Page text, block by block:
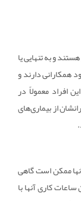
و به تنهایی یا
همکارانی دارند و
افراد معمولاً در
از بیماری‌های
ممکن است گاهی
کاری آنها با